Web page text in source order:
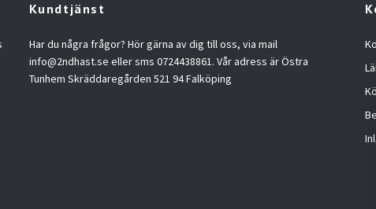
Kundtjänst
Har du några frågor? Hör gärna av dig till oss, via mail
info@2ndhast.se eller sms 0724438861. Vår adress är Östra
Tunhem Skräddaregården 521 94 Falköping